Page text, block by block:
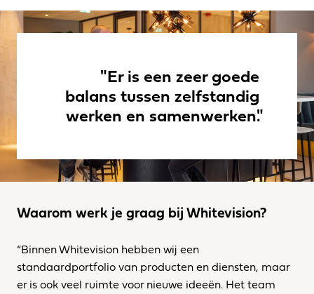
"Er is een zeer goede
balans tussen zelfstandig
werken en samenwerken."
Waarom werk je graag bij Whitevision?
“Binnen Whitevision hebben wij een
standaardportfolio van producten en diensten, maar
er is ook veel ruimte voor nieuwe ideeën. Het team